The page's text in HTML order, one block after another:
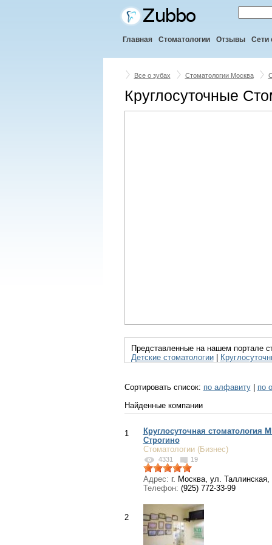
Главная Стоматологии Отзывы Сети
Все о зубах Стоматологии Москва
Круглосуточные
Представленные на нашем портале
Детские стоматологии|
Сортировать список: по алфавиту| по
Найденные компании
1
Круглосуточная стоматология
Строгино
Стоматологии (Бизнес)
4331 19
Адрес: г. Москва, ул.
Телефон: (925) 772-33-99
2